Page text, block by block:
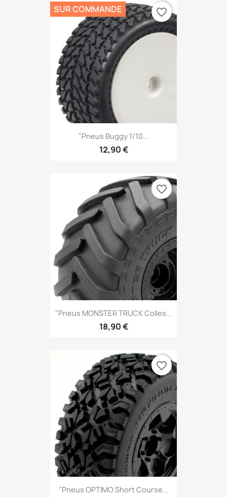
"Pneus Buggy 1/10...
12,90 €
SUR COMMANDE favorite_border
"Pneus MONSTER TRUCK Colles...
18,90 €
favorite_border
"pneus OPTIMO Short Course...
favorite_border